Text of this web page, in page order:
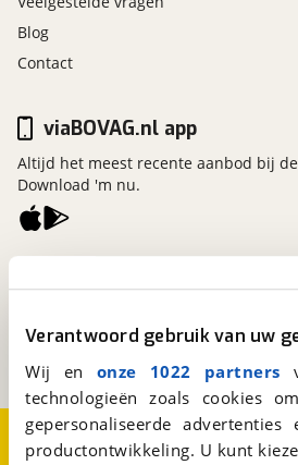
Verantwoord gebruik van uw
Wij en onze 1022 partners
technologieën zoals cookies
gepersonaliseerde
productontwikkeling. U kunt
Blog
Contact
Een initiatief van
viaBOVAG.nl app
Altijd het meest recente aanbod bij
Download 'm nu.
Over viaBOVAG.nlDisclaimer- en
CookievoorkeurenVacatures